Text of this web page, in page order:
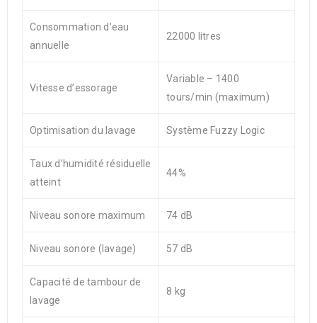
Consommation d’eau
annuelle
22000 litres
Vitesse d’essorage
Variable – 1400
tours/min (maximum)
Optimisation du lavage Système Fuzzy Logic
Taux d’humidité résiduelle
atteint
44%
Niveau sonore maximum 74 dB
Niveau sonore (lavage) 57 dB
Capacité de tambour de
lavage
8 kg